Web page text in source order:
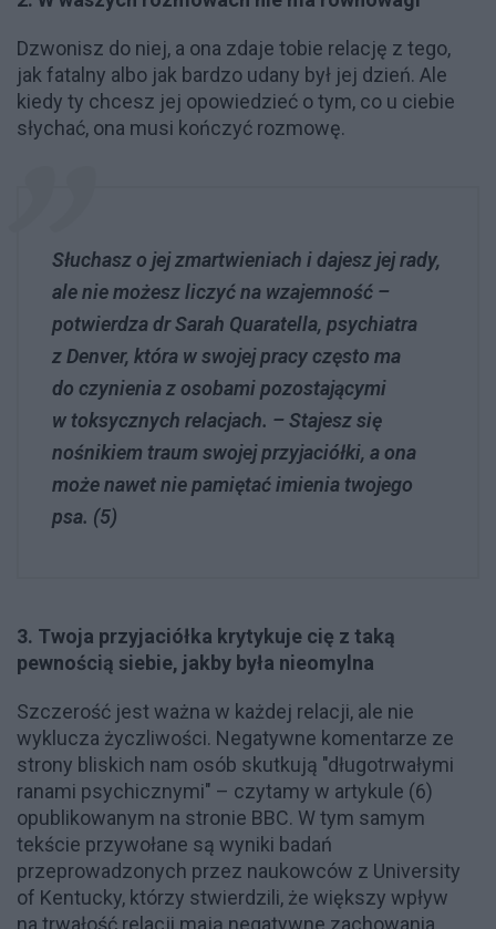
Dzwonisz do niej, a ona zdaje tobie relację z tego,
jak fatalny albo jak bardzo udany był jej dzień. Ale
kiedy ty chcesz jej opowiedzieć o tym, co u ciebie
słychać, ona musi kończyć rozmowę.
Słuchasz o jej zmartwieniach i dajesz jej rady,
ale nie możesz liczyć na wzajemność –
potwierdza dr Sarah Quaratella, psychiatra
z Denver, która w swojej pracy często ma
do czynienia z osobami pozostającymi
w toksycznych relacjach. – Stajesz się
nośnikiem traum swojej przyjaciółki, a ona
może nawet nie pamiętać imienia twojego
psa. (5)
3. Twoja przyjaciółka krytykuje cię z taką
pewnością siebie, jakby była nieomylna
Szczerość jest ważna w każdej relacji, ale nie
wyklucza życzliwości. Negatywne komentarze ze
strony bliskich nam osób skutkują "długotrwałymi
ranami psychicznymi" – czytamy w artykule (6)
opublikowanym na stronie BBC. W tym samym
tekście przywołane są wyniki badań
przeprowadzonych przez naukowców z University
of Kentucky, którzy stwierdzili, że większy wpływ
na trwałość relacji mają negatywne zachowania